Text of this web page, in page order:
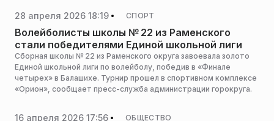
28 апреля 2026 18:19 СПОРТ
Волейболисты школы № 22 из Раменского
стали победителями Единой школьной лиги
Сборная школы № 22 из Раменского округа завоевала золото
Единой школьной лиги по волейболу, победив в «Финале
четырех» в Балашихе. Турнир прошел в спортивном комплексе
«Орион», сообщает пресс-служба администрации горокруга.
16 апреля 2026 17:56 ОБЩЕСТВО